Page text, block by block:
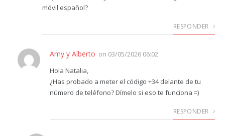
móvil español?
RESPONDER
Amy y Alberto on 03/05/2026 06:02
Hola Natalia,
¿Has probado a meter el código +34 delante de tu
número de teléfono? Dímelo si eso te funciona =)
RESPONDER